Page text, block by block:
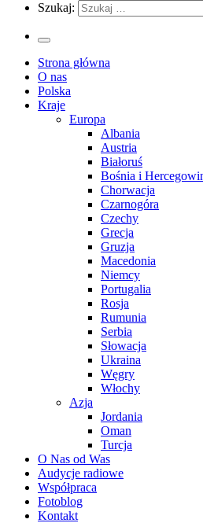
Szukaj:
Strona główna
O nas
Polska
Kraje
Europa
Albania
Austria
Białoruś
Bośnia i
Chorwacja
Czarnogóra
Czechy
Grecja
Gruzja
Macedonia
Niemcy
Portugalia
Rosja
Rumunia
Serbia
Słowacja
Ukraina
Węgry
Włochy
Azja
Jordania
Oman
Turcja
O Nas od Was
Audycje radiowe
Współpraca
Fotoblog
Kontakt